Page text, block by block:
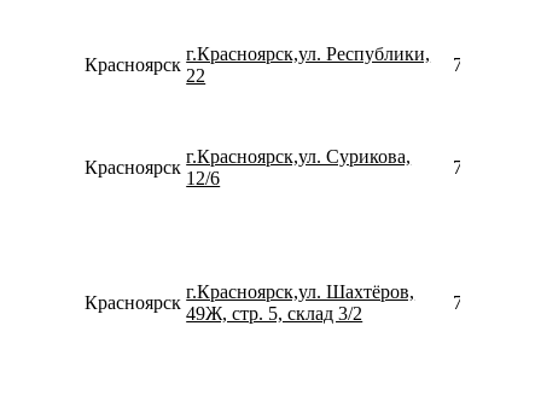
Красноярск
г.Красноярск,ул. Республики,
22
Красноярск
г.Красноярск,ул. Сурикова,
12/6
Красноярск
г.Красноярск,ул. Шахтёров,
49Ж, стр. 5, склад 3/2